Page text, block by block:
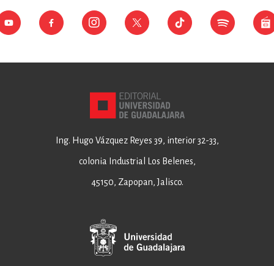
Ing. Hugo Vázquez Reyes 39, interior 32-33,
colonia Industrial Los Belenes,
45150, Zapopan, Jalisco.